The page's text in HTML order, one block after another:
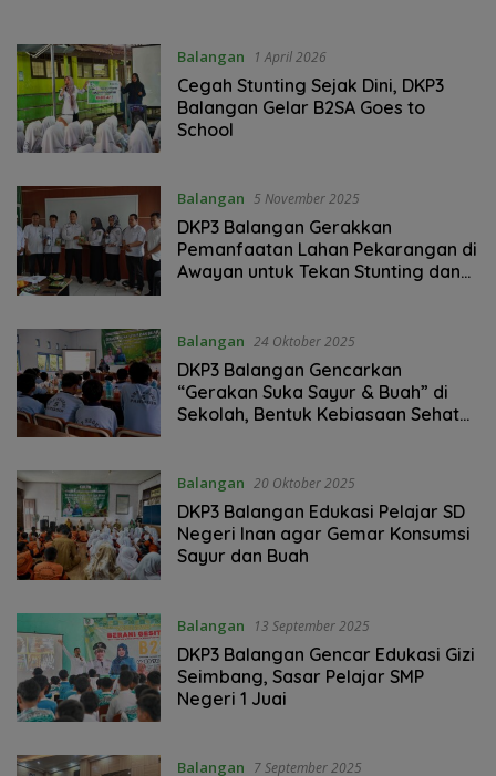
Balangan 1 April 2026
Cegah Stunting Sejak Dini, DKP3
Balangan Gelar B2SA Goes to
School
Balangan 5 November 2025
DKP3 Balangan Gerakkan
Pemanfaatan Lahan Pekarangan di
Awayan untuk Tekan Stunting dan
Balangan 24 Oktober 2025
DKP3 Balangan Gencarkan
“Gerakan Suka Sayur & Buah” di
Sekolah, Bentuk Kebiasaan Sehat
Balangan 20 Oktober 2025
DKP3 Balangan Edukasi Pelajar SD
Negeri Inan agar Gemar Konsumsi
Sayur dan Buah
Balangan 13 September 2025
DKP3 Balangan Gencar Edukasi Gizi
Seimbang, Sasar Pelajar SMP
Negeri 1 Juai
Balangan 7 September 2025